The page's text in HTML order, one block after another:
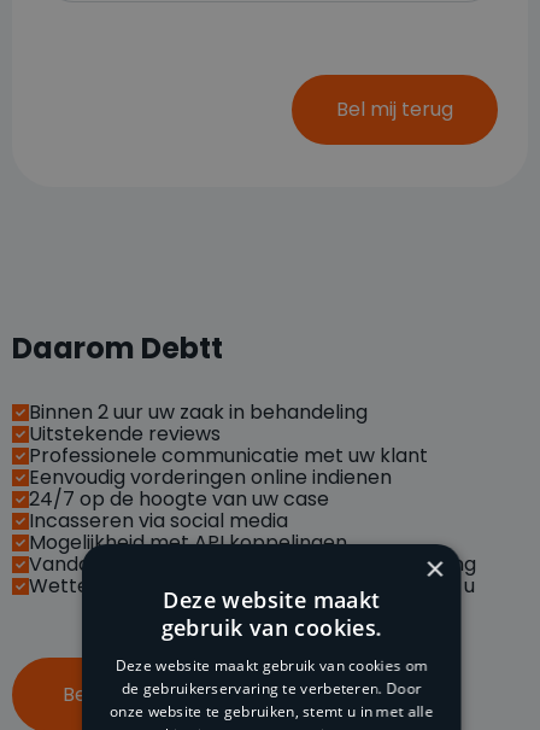
Bel mij terug
Daarom Debtt
Binnen 2 uur uw zaak in behandeling
Uitstekende reviews
Professionele communicatie met uw klant
Eenvoudig vorderingen online indienen
24/7 op de hoogte van uw case
Incasseren via social media
Mogelijkheid met API koppelingen
Vandaag betaald, morgen op uw bankrekening
Wettelijke handelsrente van vordering is voor u
Bel ons op 085 047 96 70
×
Deze website maakt
gebruik van cookies.
Deze website maakt gebruik van cookies om
de gebruikerservaring te verbeteren. Door
onze website te gebruiken, stemt u in met alle